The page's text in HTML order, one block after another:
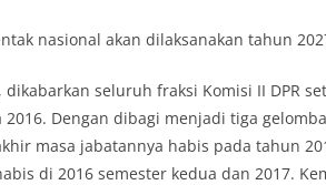
nasional akan dilaksanakan tahun
dikabarkan seluruh fraksi Komisi II DPR
2016. Dengan dibagi menjadi tiga
masa jabatannya habis pada tahun
di 2016 semester kedua dan 2017.